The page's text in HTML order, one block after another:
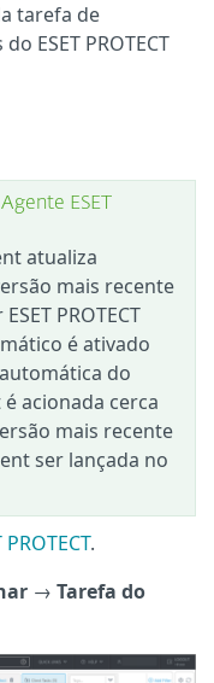
tarefa de
ESET PROTECT
ESET
atualiza
mais recente
PROTECT
é ativado
do
acionada cerca
mais recente
ser lançada no
.
→ Tarefa do